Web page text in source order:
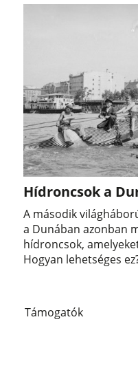
Hídroncsok a
A második
a Dunában azonban
hídroncsok,
Hogyan lehetséges
Támogatók